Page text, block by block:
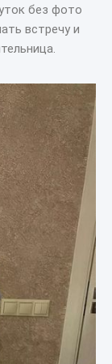
без фото
встречу и